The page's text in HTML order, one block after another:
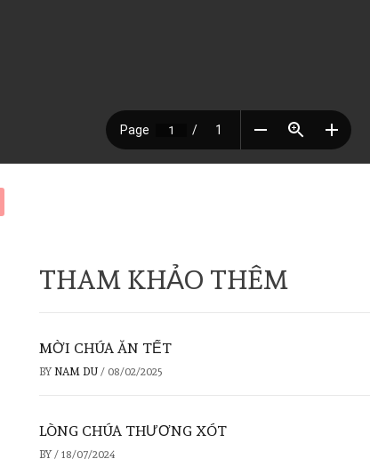
THAM KHẢO THÊM
MỜI CHÚA ĂN TẾT
BY NAM DU / 08/02/2025
LÒNG CHÚA THƯƠNG XÓT
BY / 18/07/2024